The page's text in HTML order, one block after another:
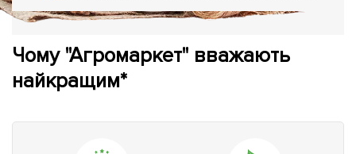
Чому "Агромаркет" вважають
найкращим*